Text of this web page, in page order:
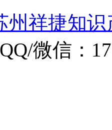
州祥捷知
微信：